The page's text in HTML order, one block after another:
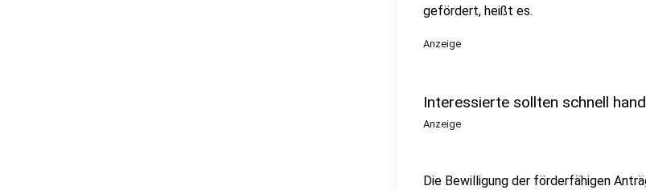
gefördert, heißt es.
Anzeige
Interessierte sollten schnell
Anzeige
Die Bewilligung der förderfähigen